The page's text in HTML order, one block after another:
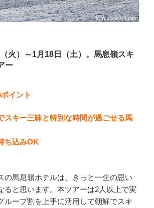
火）～1月18日（土）。馬息嶺スキ
ー
イント
スキー三昧と特別な時間が過ごせる馬
ち込みOK
馬息嶺ホテルは、きっと一生の思い
ると思います。本ツアーは2人以上で実
ループ割を上手に活用して朝鮮でスキ